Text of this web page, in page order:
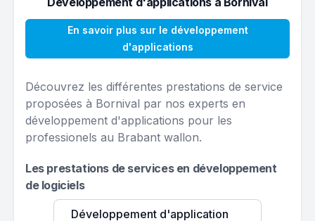
En savoir plus sur le développement
d'applications
Découvrez les différentes prestations de service
proposées à Bornival par nos experts en
développement d'applications pour les
professionels au Brabant wallon.
Les prestations de services en développement
de logiciels
Développement d'application